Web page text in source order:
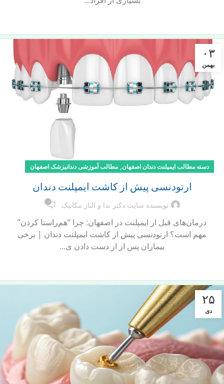
۰۳
بهمن
دسته مطالب ایمپلنت دندان اصفهان, مطالب آموزشی دندانپزشک اصفهان
ارتودنسی پیش از کاشت ایمپلنت دندان
نویسنده سایت دکتر ندا و الناز مکانیک ۰
درمان‌های قبل از ایمپلنت در اصفهان: چرا “هم‌راستا کردن”
مهم است؟ ارتودنسی پیش از کاشت ایمپلنت دندان | برخی
بیماران پس از از دست دادن ی...
۲۵
دی